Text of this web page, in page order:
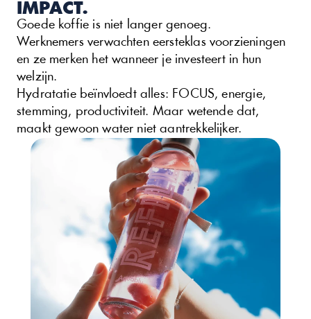
IMPACT.
Goede koffie is niet langer genoeg.
Werknemers verwachten eersteklas voorzieningen
en ze merken het wanneer je investeert in hun
welzijn.
Hydratatie beïnvloedt alles: FOCUS, energie,
stemming, productiviteit. Maar wetende dat,
maakt gewoon water niet aantrekkelijker.